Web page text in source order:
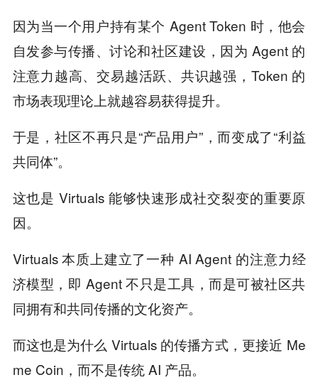
因为当一个用户持有某个 Agent Token 时，他会
自发参与传播、讨论和社区建设，因为 Agent 的
注意力越高、交易越活跃、共识越强，Token 的
市场表现理论上就越容易获得提升。
于是，社区不再只是“产品用户”，而变成了“利益
共同体”。
这也是 Virtuals 能够快速形成社交裂变的重要原
因。
Virtuals 本质上建立了一种 AI Agent 的注意力经
济模型，即 Agent 不只是工具，而是可被社区共
同拥有和共同传播的文化资产。
而这也是为什么 Virtuals 的传播方式，更接近 Me
me Coin，而不是传统 AI 产品。